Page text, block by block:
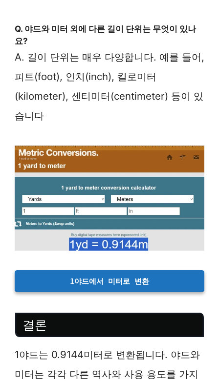
Q. 야드와 미터 외에 다른 길이 단위는 무엇이 있나
요?
A. 길이 단위는 매우 다양합니다. 예를 들어,
피트(foot), 인치(inch), 킬로미터
(kilometer), 센티미터(centimeter) 등이 있
습니다
1야드에서 미터로 변환
결론
1야드는 0.9144미터로 변환됩니다. 야드와
미터는 각각 다른 역사와 사용 용도를 가지